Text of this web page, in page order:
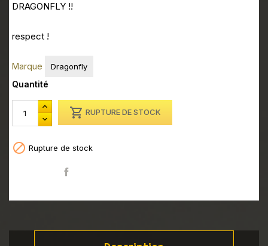
DRAGONFLY !!
respect !
Marque Dragonfly
Quantité
 RUPTURE DE STOCK
 Rupture de stock